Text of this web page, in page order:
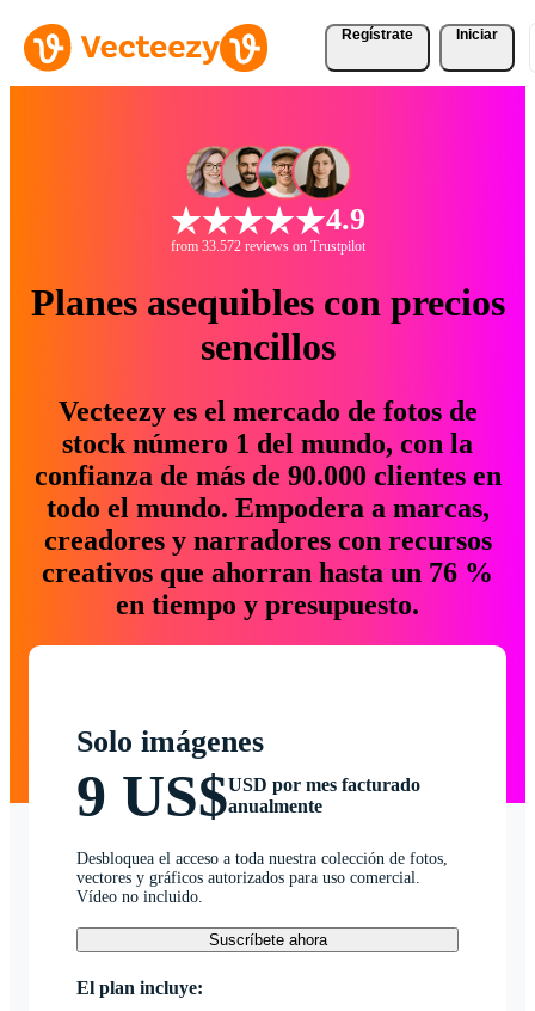
Regístrate Iniciar
4.9
from 33.572 reviews on Trustpilot
Planes asequibles con precios
sencillos
Vecteezy es el mercado de fotos de
stock número 1 del mundo, con la
confianza de más de 90.000 clientes en
todo el mundo. Empodera a marcas,
creadores y narradores con recursos
creativos que ahorran hasta un 76 %
en tiempo y presupuesto.
Solo imágenes
9 US$USD por mes facturado
anualmente
Desbloquea el acceso a toda nuestra colección de fotos,
vectores y gráficos autorizados para uso comercial.
Vídeo no incluido.
Suscríbete ahora
El plan incluye: